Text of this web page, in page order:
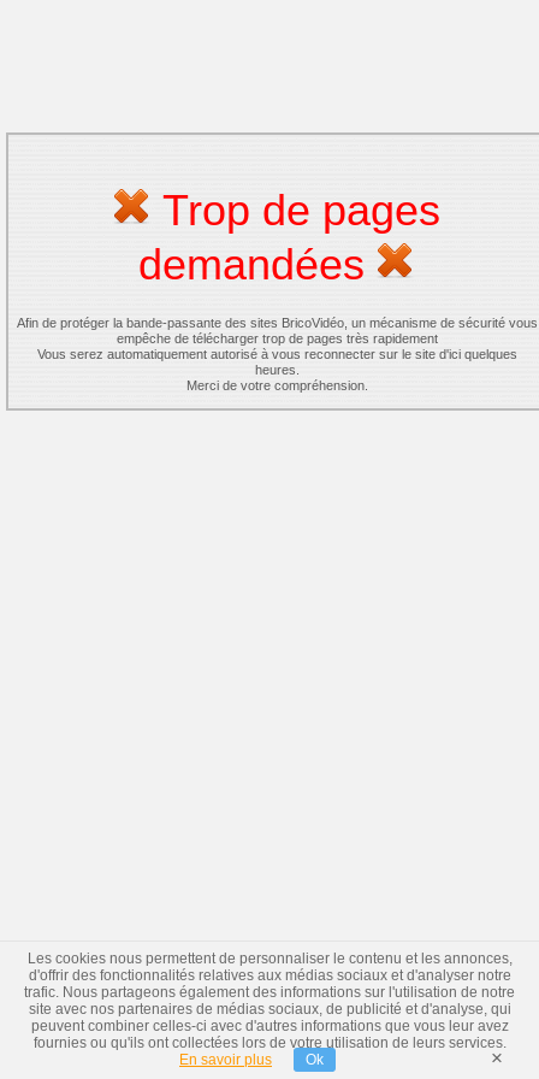
Trop de pages
demandées
Afin de protéger la bande-passante des sites BricoVidéo, un mécanisme de sécurité vous
empêche de télécharger trop de pages très rapidement
Vous serez automatiquement autorisé à vous reconnecter sur le site d'ici quelques
heures.
Merci de votre compréhension.
Les cookies nous permettent de personnaliser le contenu et les annonces,
d'offrir des fonctionnalités relatives aux médias sociaux et d'analyser notre
trafic. Nous partageons également des informations sur l'utilisation de notre
site avec nos partenaires de médias sociaux, de publicité et d'analyse, qui
peuvent combiner celles-ci avec d'autres informations que vous leur avez
fournies ou qu'ils ont collectées lors de votre utilisation de leurs services.
En savoir plus
Ok ×